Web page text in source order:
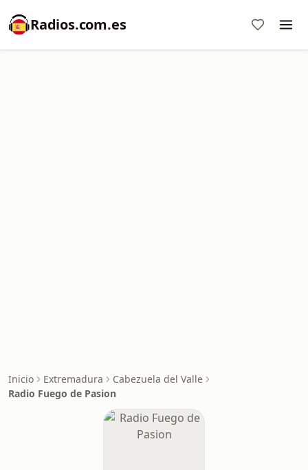
Radios.com.es
Inicio Extremadura
Cabezuela del Valle
Radio Fuego de Pasion